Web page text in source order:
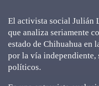
El activista social Julián
que analiza seriamente
estado de Chihuahua en
por la vía independiente,
políticos.